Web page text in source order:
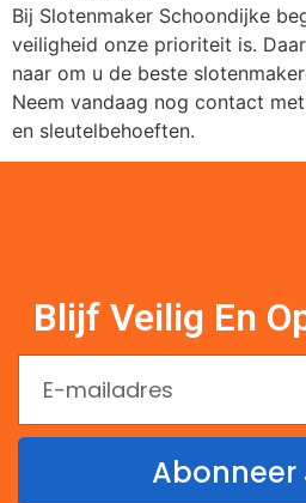
Bij Slotenmaker Schoondijke
veiligheid onze prioriteit is.
naar om u de beste
Neem vandaag nog contact
en sleutelbehoeften.
Blijf Veilig En
Abonneer